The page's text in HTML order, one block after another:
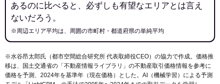
あるのに比べると、必ずしも有望なエリアとは言え
ないだろう。
※周辺エリア平均は、周囲の市町村・都道府県の単純平均
※水谷昂太郎氏（都市空間総合研究所 代表取締役CEO）の協力で作成。価格推
移は、国土交通省の「 不動産情報ライブラリ 」の不動産取引価格情報を参考に
価格を予測、2024年を基準年（現在価格）とした。AI（機械学習）による予測